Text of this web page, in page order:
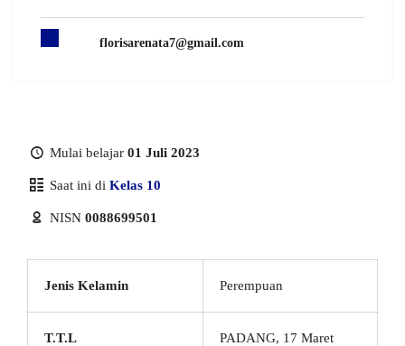
florisarenata7@gmail.com
Mulai belajar 01 Juli 2023
Saat ini di Kelas 10
NISN 0088699501
Jenis Kelamin Perempuan
T.T.L
PADANG, 17 Maret